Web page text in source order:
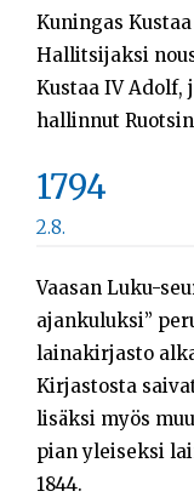
Kuningas
Hallitsijaksi
Kustaa IV Adolf,
hallinnut
1794
2.8.
Vaasan Luku-
ajankuluksi”
lainakirjasto
Kirjastosta
lisäksi myös
pian yleiseksi
1844.